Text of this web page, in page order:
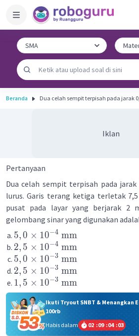
Beranda Dua celah sempit terpisah pada jarak
Iklan
Pertanyaan
Dua celah sempit terpisah pada
lurus. Garis terang ketiga terletak
pusat pada layar yang berjarak 2
gelombang sinar yang digunakan
5,0 × 10−4 mm
2, 5 × 10−4 mm
5,0 × 10−3 mm
2, 5 × 10−3 mm
1, 5 × 10−3 mm
Ikuti Tryout SNBT & Menangkan
100rb
Habis dalam
02 :09 :04 :03